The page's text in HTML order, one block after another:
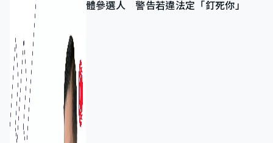
體參選人 警告若違法定「釘死你」